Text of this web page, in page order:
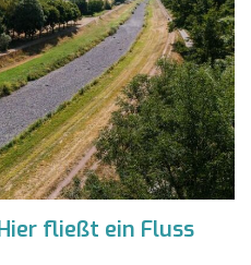
fließt ein Fluss